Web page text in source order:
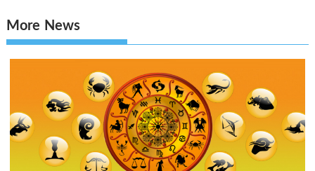
More News